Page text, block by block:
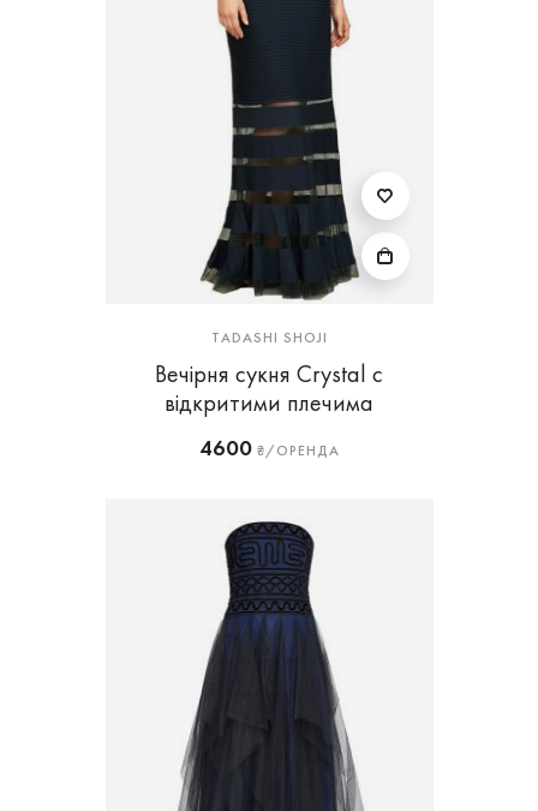
TADASHI SHOJI
Вечірня сукня Crystal c
відкритими плечима
4600₴/ОРЕНДА